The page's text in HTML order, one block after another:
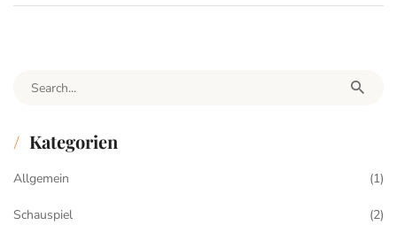
Search for:
Kategorien
Allgemein (1)
Schauspiel (2)